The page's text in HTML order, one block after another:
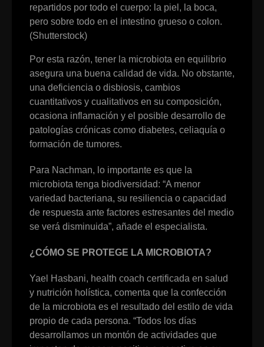
repartidos por todo el cuerpo: la piel, la boca,
pero sobre todo en el intestino grueso o colon.
(Shutterstock)
Por esta razón, tener la microbiota en equilibrio
asegura una buena calidad de vida. No obstante,
una deficiencia o disbiosis, cambios
cuantitativos y cualitativos en su composición,
ocasiona inflamación y el posible desarrollo de
patologías crónicas como diabetes, celiaquía o
formación de tumores.
Para Nachman, lo importante es que la
microbiota tenga biodiversidad: “A menor
variedad bacteriana, su resiliencia o capacidad
de respuesta ante factores estresantes del medio
se verá disminuida”, añade el especialista.
¿CÓMO SE PROTEGE LA MICROBIOTA?
Yael Hasbani, health coach certificada en salud
y nutrición holística, comenta que la confección
de la microbiota es el resultado del estilo de vida
propio de cada persona. “Todos los días
desarrollamos un montón de actividades que